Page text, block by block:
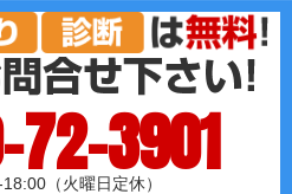
72-3901
（火曜日定休）